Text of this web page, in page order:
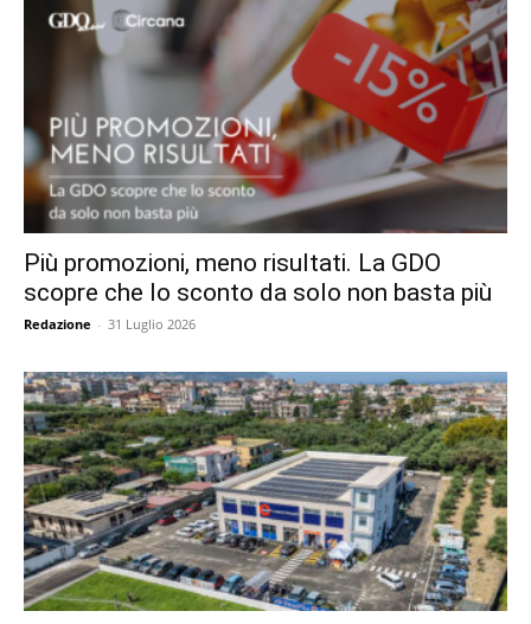
Più promozioni, meno risultati. La GDO
scopre che lo sconto da solo non basta più
Redazione - 31 Luglio 2026